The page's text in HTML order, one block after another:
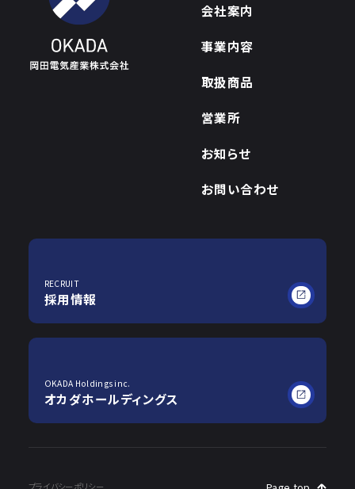
会社案内
事業内容
取扱商品
営業所
お知らせ
お問い合わせ
RECRUIT
採用情報
OKADA Holdings inc.
オカダホールディングス
プライバシーポリシー